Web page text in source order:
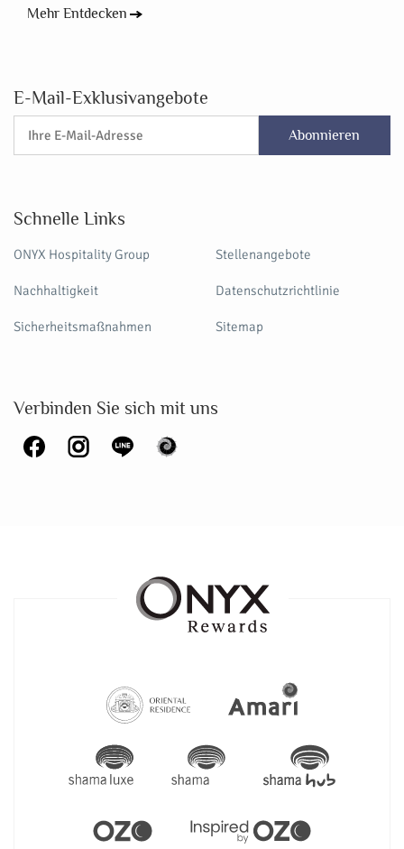
Mehr Entdecken
E-Mail-Exklusivangebote
Abonnieren
Schnelle Links
ONYX Hospitality Group
Nachhaltigkeit
Sicherheitsmaßnahmen
Stellenangebote
Datenschutzrichtlinie
Sitemap
Verbinden Sie sich mit uns